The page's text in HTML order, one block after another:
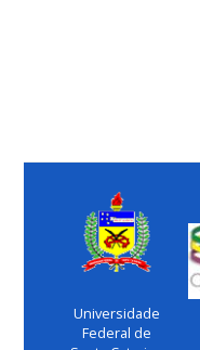
Universidade
Federal de